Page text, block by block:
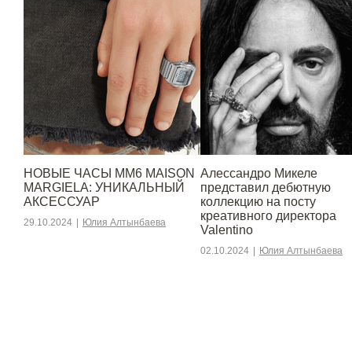
НОВЫЕ ЧАСЫ MM6 MAISON
MARGIELA: УНИКАЛЬНЫЙ
АКСЕССУАР
29.10.2024 Юлия Алтынбаева
Алессандро Микеле
представил дебютную
коллекцию на посту
креативного директора
Valentino
02.10.2024 Юлия Алтынбаева